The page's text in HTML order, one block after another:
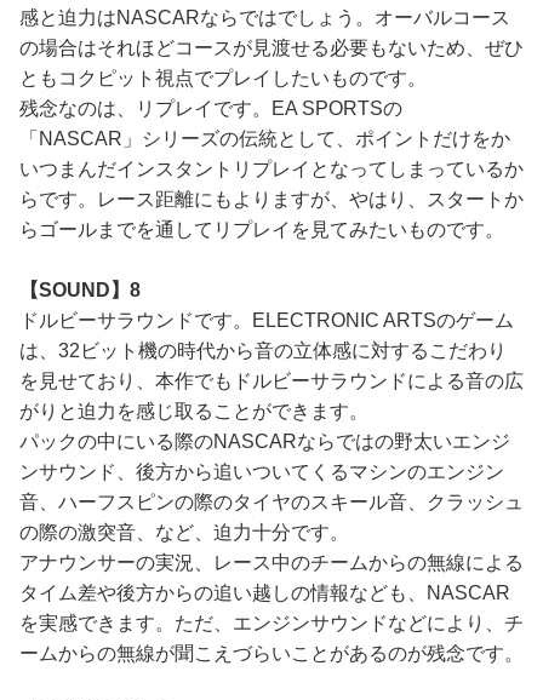
感と迫力はNASCARならではでしょう。オーバルコース
の場合はそれほどコースが見渡せる必要もないため、ぜひ
ともコクピット視点でプレイしたいものです。
残念なのは、リプレイです。EA SPORTSの
「NASCAR」シリーズの伝統として、ポイントだけをか
いつまんだインスタントリプレイとなってしまっているか
らです。レース距離にもよりますが、やはり、スタートか
らゴールまでを通してリプレイを見てみたいものです。
【SOUND】8
ドルビーサラウンドです。ELECTRONIC ARTSのゲーム
は、32ビット機の時代から音の立体感に対するこだわり
を見せており、本作でもドルビーサラウンドによる音の広
がりと迫力を感じ取ることができます。
パックの中にいる際のNASCARならではの野太いエンジ
ンサウンド、後方から追いついてくるマシンのエンジン
音、ハーフスピンの際のタイヤのスキール音、クラッシュ
の際の激突音、など、迫力十分です。
アナウンサーの実況、レース中のチームからの無線による
タイム差や後方からの追い越しの情報なども、NASCAR
を実感できます。ただ、エンジンサウンドなどにより、チ
ームからの無線が聞こえづらいことがあるのが残念です。